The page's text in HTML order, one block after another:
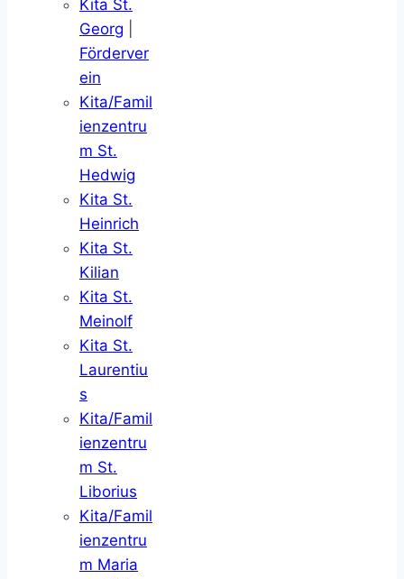
Kita St.
Georg
Förderver
ein
Kita/Famil
ienzentru
m St.
Hedwig
Kita St.
Heinrich
Kita St.
Kilian
Kita St.
Meinolf
Kita St.
Laurentiu
s
Kita/Famil
ienzentru
m St.
Liborius
Kita/Famil
ienzentru
m Maria